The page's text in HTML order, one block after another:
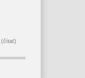
(čítať)